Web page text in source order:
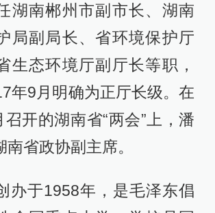
湖南郴州市副市长、湖南
局副局长、省环境保护厅
生态环境厅副厅长等职，
年9月明确为正厅长级。在
开的湖南省“两会”上，潘
省政协副主席。
办于1958年，是毛泽东倡